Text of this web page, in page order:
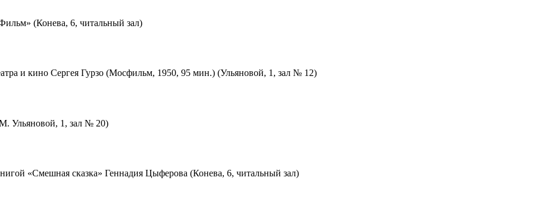
(Конева, 6, читальный зал)
и кино Сергея Гурзо (Мосфильм, 1950, 95 мин.) (Ульяновой, 1, зал № 12)
Ульяновой, 1, зал № 20)
«Смешная сказка» Геннадия Цыферова (Конева, 6, читальный зал)